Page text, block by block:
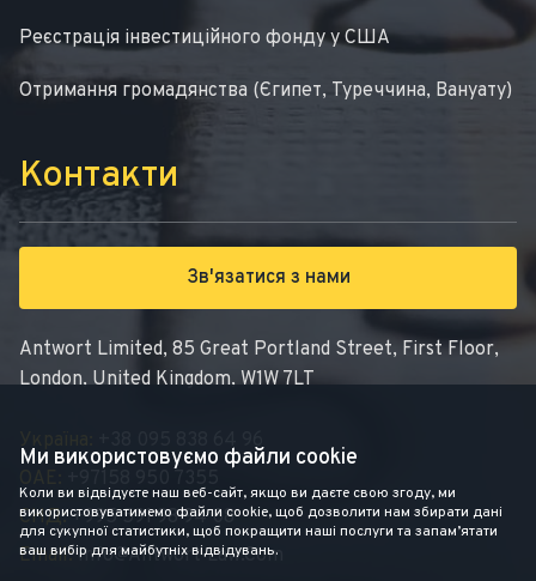
Реєстрація інвестиційного фонду у США
Отримання громадянства (Єгипет, Туреччина, Вануату)
Контакти
Зв'язатися з нами
Antwort Limited, 85 Great Portland Street, First Floor,
London, United Kingdom, W1W 7LT
+38 095 838 64 96
СНД:+995 591 98 94 08
Email:Info@antwort-Law.com
Ми використовуємо файли cookie
Коли ви відвідуєте наш веб-сайт, якщо ви даєте свою згоду, ми
використовуватимемо файли cookie, щоб дозволити нам збирати дані
для сукупної статистики, щоб покращити наші послуги та запам’ятати
ваш вибір для майбутніх відвідувань.